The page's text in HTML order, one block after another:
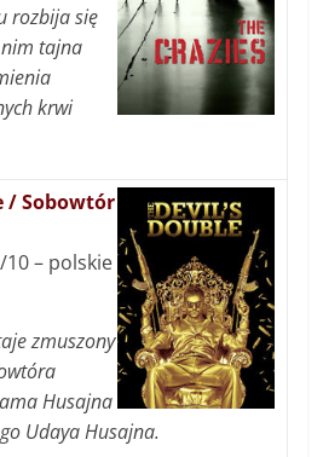
rozbija się
tajna
krwi
/ Sobowtór
10 – polskie
zmuszony
Husajna
Udaya Husajna.